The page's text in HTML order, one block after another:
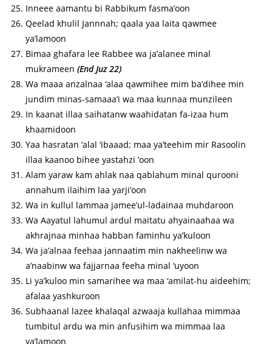
Inneee aamantu bi Rabbikum fasma’oon
Qeelad khulil Jannnah; qaala yaa laita qawmee
ya’lamoon
Bimaa ghafara lee Rabbee wa ja’alanee minal
mukrameen(End Juz 22)
Wa maaa anzalnaa ‘alaa qawmihee mim ba’dihee min
jundim minas-samaaa’i wa maa kunnaa munzileen
In kaanat illaa saihatanw waahidatan fa-izaa hum
khaamidoon
Yaa hasratan ‘alal ‘ibaaad; maa ya’teehim mir Rasoolin
illaa kaanoo bihee yastahzi ‘oon
Alam yaraw kam ahlak naa qablahum minal qurooni
annahum ilaihim laa yarji’oon
Wa in kullul lammaa jamee’ul-ladainaa muhdaroon
Wa Aayatul lahumul ardul maitatu ahyainaahaa wa
akhrajnaa minhaa habban faminhu ya’kuloon
Wa ja’alnaa feehaa jannaatim min nakheelinw wa
a’naabinw wa fajjarnaa feeha minal ‘uyoon
Li ya’kuloo min samarihee wa maa ‘amilat-hu aideehim;
afalaa yashkuroon
Subhaanal lazee khalaqal azwaaja kullahaa mimmaa
tumbitul ardu wa min anfusihim wa mimmaa laa
ya’lamoon